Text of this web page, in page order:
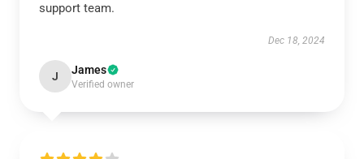
support team.
Dec 18, 2024
J James
Verified owner